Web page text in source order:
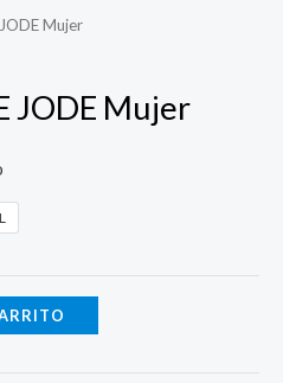
Mujer
JODE Mujer